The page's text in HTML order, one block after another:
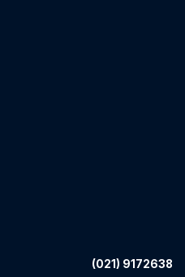
(021) 9172638